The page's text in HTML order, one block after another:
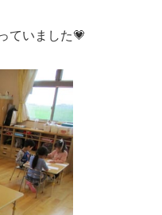
ていました💗